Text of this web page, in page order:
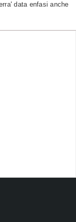
data enfasi anche